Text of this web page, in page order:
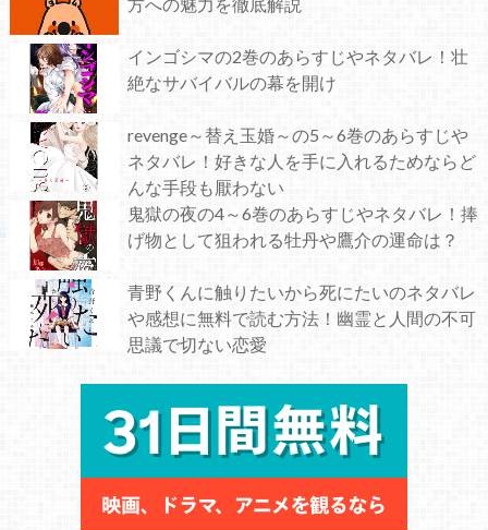
インゴシマの2巻のあらすじやネタバレ！壮
絶なサバイバルの幕を開け
revenge～替え玉婚～の5～6巻のあらすじや
ネタバレ！好きな人を手に入れるためならど
んな手段も厭わない
鬼獄の夜の4～6巻のあらすじやネタバレ！捧
げ物として狙われる牡丹や鷹介の運命は？
青野くんに触りたいから死にたいのネタバレ
や感想に無料で読む方法！幽霊と人間の不可
思議で切ない恋愛